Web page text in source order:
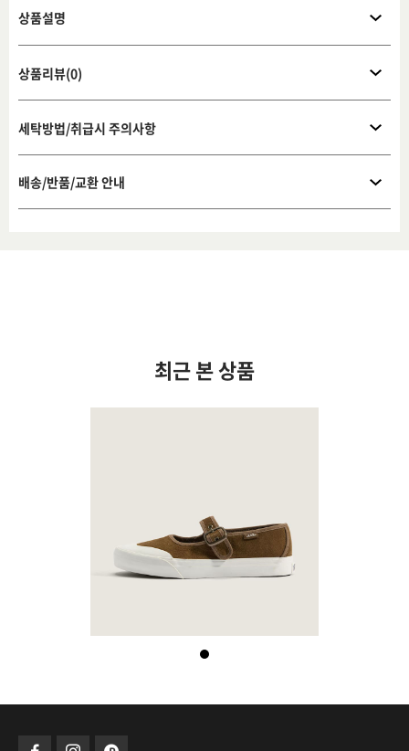
상품설명
상품리뷰(0)
세탁방법/취급시 주의사항
배송/반품/교환 안내
최근 본 상품